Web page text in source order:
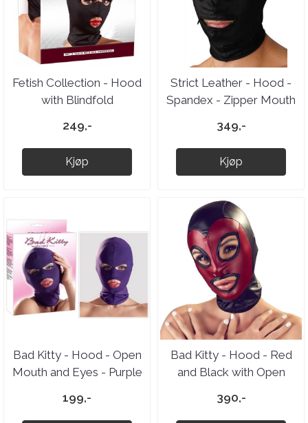
Fetish Collection - Hood
with Blindfold
249,-
Kjøp
Strict Leather - Hood -
Spandex - Zipper Mouth
349,-
Kjøp
Bad Kitty - Hood - Open
Mouth and Eyes - Purple
199,-
Bad Kitty - Hood - Red
and Black with Open
390,-